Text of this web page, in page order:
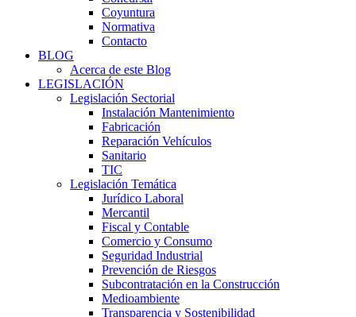
Coyuntura
Normativa
Contacto
BLOG
Acerca de este Blog
LEGISLACIÓN
Legislación Sectorial
Instalación Mantenimiento
Fabricación
Reparación Vehículos
Sanitario
TIC
Legislación Temática
Jurídico Laboral
Mercantil
Fiscal y Contable
Comercio y Consumo
Seguridad Industrial
Prevención de Riesgos
Subcontratación en la Construcción
Medioambiente
Transparencia y Sostenibilidad